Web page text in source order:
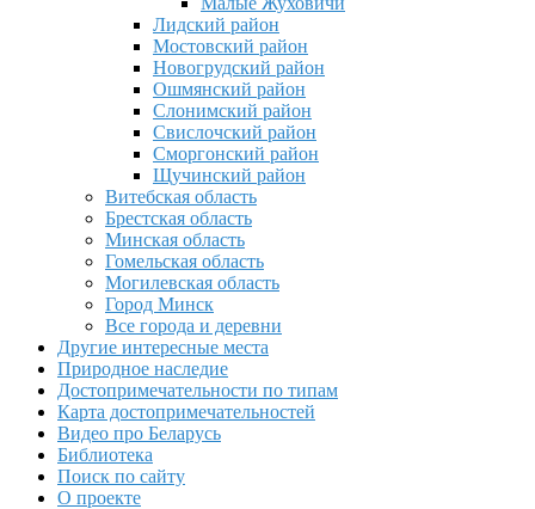
Лидский район
Мостовский район
Новогрудский район
Ошмянский район
Слонимский район
Свислочский район
Сморгонский район
Щучинский район
Витебская область
Брестская область
Минская область
Гомельская область
Могилевская область
Город Минск
Все города и деревни
Другие интересные места
Природное наследие
Достопримечательности по типам
Карта достопримечательностей
Видео про Беларусь
Библиотека
Поиск по сайту
О проекте